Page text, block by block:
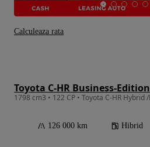
Toyota C-HR Business-Edition
126 000 km Hibrid
Calculeaza rata